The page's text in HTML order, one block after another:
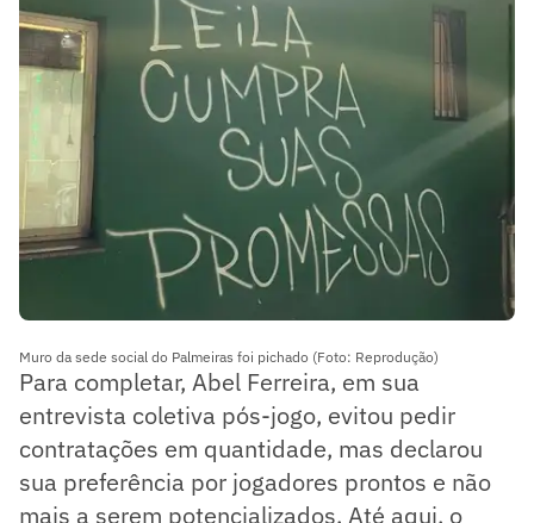
Muro da sede social do Palmeiras foi pichado (Foto: Reprodução)
Para completar, Abel Ferreira, em sua
entrevista coletiva pós-jogo, evitou pedir
contratações em quantidade, mas declarou
sua preferência por jogadores prontos e não
mais a serem potencializados. Até aqui, o